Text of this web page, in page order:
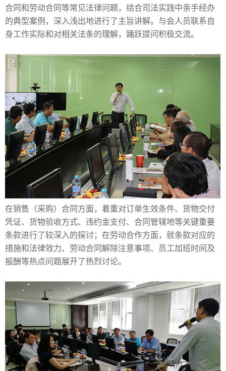
合同和劳动合同等常见法律问题，结合司法实践中亲手经办
的典型案例，深入浅出地进行了主旨讲解。与会人员联系自
身工作实际和对相关法条的理解，踊跃提问积极交流。
在销售（采购）合同方面，着重对订单生效条件、货物交付
凭证、货物验收方式、违约金支付、合同管辖地等关键重要
条款进行了较深入的探讨；在劳动合作方面，就条款对应的
措施和法律效力、劳动合同解除注意事项、员工加班时间及
报酬等热点问题展开了热烈讨论。